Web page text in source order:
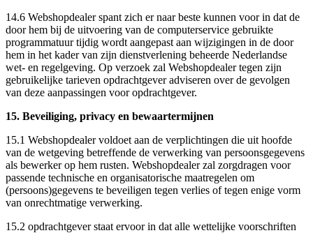
14.6 Webshopdealer spant zich er naar beste kunnen voor in dat de
door hem bij de uitvoering van de computerservice gebruikte
programmatuur tijdig wordt aangepast aan wijzigingen in de door
hem in het kader van zijn dienstverlening beheerde Nederlandse
wet- en regelgeving. Op verzoek zal Webshopdealer tegen zijn
gebruikelijke tarieven opdrachtgever adviseren over de gevolgen
van deze aanpassingen voor opdrachtgever.
15. Beveiliging, privacy en bewaartermijnen
15.1 Webshopdealer voldoet aan de verplichtingen die uit hoofde
van de wetgeving betreffende de verwerking van persoonsgegevens
als bewerker op hem rusten. Webshopdealer zal zorgdragen voor
passende technische en organisatorische maatregelen om
(persoons)gegevens te beveiligen tegen verlies of tegen enige vorm
van onrechtmatige verwerking.
15.2 opdrachtgever staat ervoor in dat alle wettelijke voorschriften